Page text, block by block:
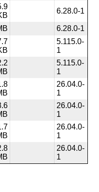
6.28.0-1
6.28.0-1
5.115.0-
1
5.115.0-
1
26.04.0-
1
26.04.0-
1
26.04.0-
1
26.04.0-
1